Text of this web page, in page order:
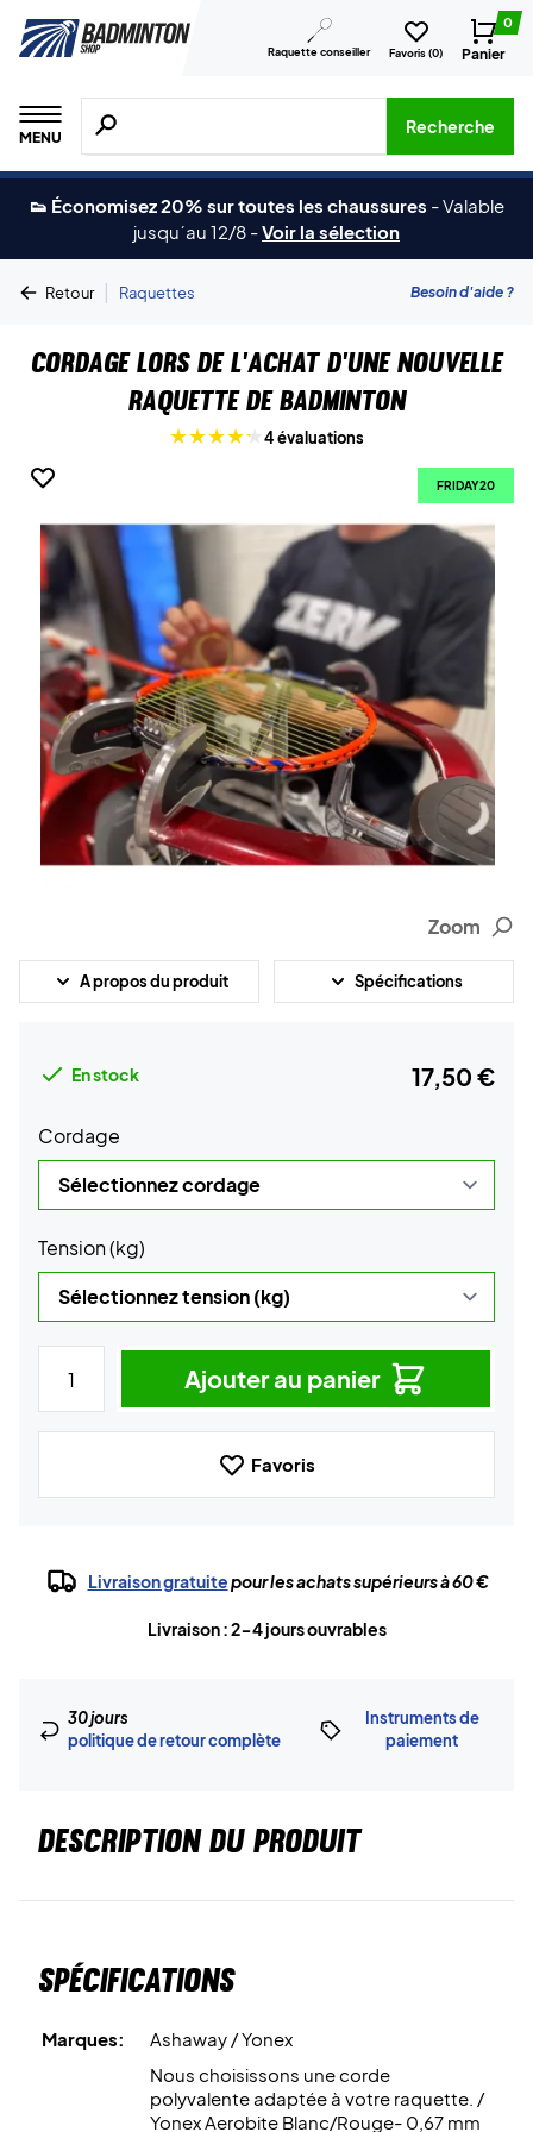
Raquette conseiller Favoris (0)
0
Panier
MENU
Recherche de produits, de marques, etc.
Recherche
👟 Économisez 20% sur toutes les chaussures -Valable
jusqu´au 12/8 -Voir la sélection
Retour | Raquettes Besoin d'aide ?
Cordage lors de l'achat d'une nouvelle
raquette de badminton
4 évaluations
FRIDAY20
Zoom
A propos du produit Spécifications
En stock 17,50 €
Cordage
Tension (kg)
Ajouter au panier
Favoris
Livraison gratuitepour les achats supérieurs à 60 €
Livraison : 2-4 jours ouvrables
30 jours
politique de retour complète
Instruments de
paiement
DESCRIPTION DU PRODUIT
Spécifications
Marques:
Ashaway / Yonex
Nous choisissons une corde
polyvalente adaptée à votre raquette. /
Yonex Aerobite Blanc/Rouge- 0,67 mm